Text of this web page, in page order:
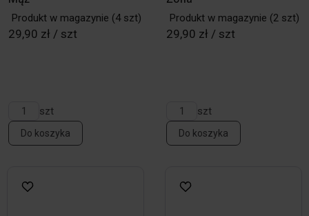
Produkt w magazynie (4 szt)
29,90 zł / szt
szt
Do koszyka
Produkt w magazynie (2 szt)
29,90 zł / szt
szt
Do koszyka